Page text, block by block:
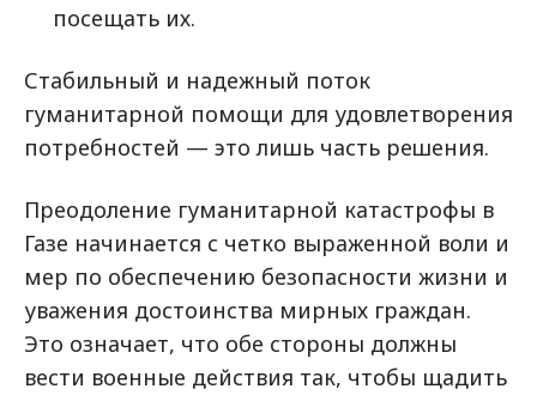
посещать их.
Стабильный и надежный поток
гуманитарной помощи для удовлетворения
потребностей — это лишь часть решения.
Преодоление гуманитарной катастрофы в
Газе начинается с четко выраженной воли и
мер по обеспечению безопасности жизни и
уважения достоинства мирных граждан.
Это означает, что обе стороны должны
вести военные действия так, чтобы щадить